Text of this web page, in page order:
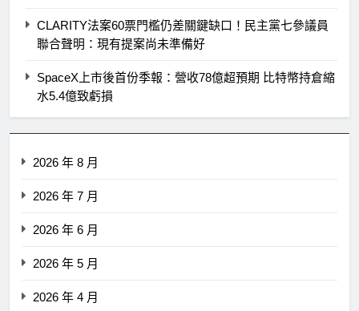
CLARITY法案60票門檻仍差關鍵缺口！民主黨七參議員
聯合聲明：現有提案尚未準備好
SpaceX上市後首份季報：營收78億超預期 比特幣持倉縮
水5.4億致虧損
2026 年 8 月
2026 年 7 月
2026 年 6 月
2026 年 5 月
2026 年 4 月